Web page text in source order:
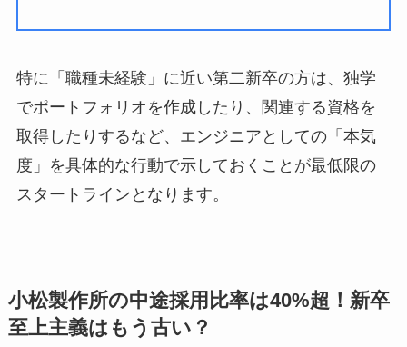
特に「職種未経験」に近い第二新卒の方は、独学
でポートフォリオを作成したり、関連する資格を
取得したりするなど、エンジニアとしての「本気
度」を具体的な行動で示しておくことが最低限の
スタートラインとなります。
小松製作所の中途採用比率は40%超！新卒
至上主義はもう古い？